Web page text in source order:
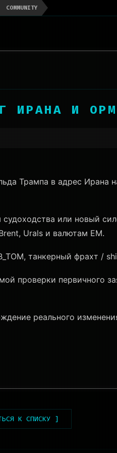
COMMUNITY
ИРАНА И
Трампа в адрес Ирана
или новый
Urals и валютам EM.
танкерный фрахт /
проверки первичного
реального
К СПИСКУ ]